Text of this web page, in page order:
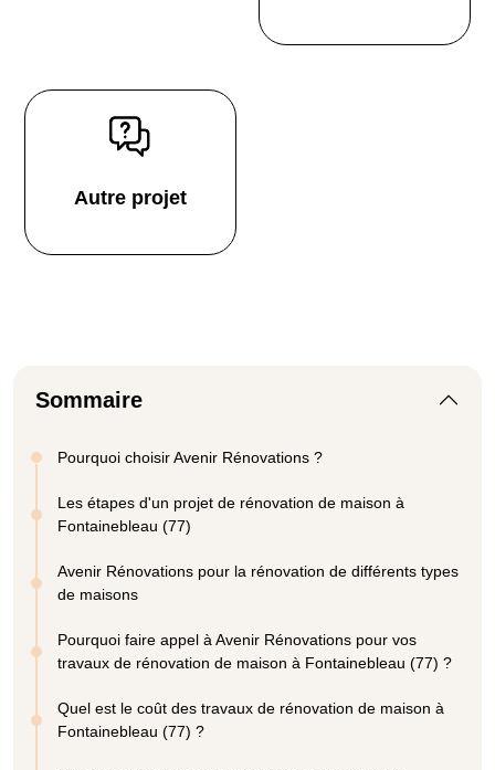
Autre projet
Sommaire
Pourquoi choisir Avenir Rénovations ?
Les étapes d'un projet de rénovation de maison à
Fontainebleau (77)
Avenir Rénovations pour la rénovation de différents types
de maisons
Pourquoi faire appel à Avenir Rénovations pour vos
travaux de rénovation de maison à Fontainebleau (77) ?
Quel est le coût des travaux de rénovation de maison à
Fontainebleau (77) ?